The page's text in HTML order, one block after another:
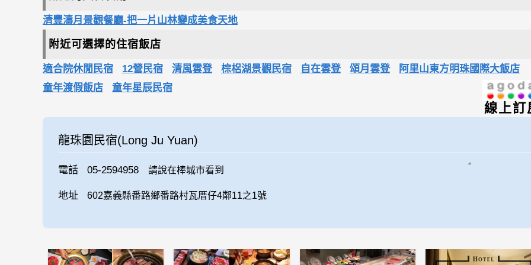
清豐濤月景觀餐廳-把一片山林變成美食天地
附近可選擇的住宿飯店
適合院休閒民宿 12營民宿 清風雲登 棕梠湖景觀民宿 自在雲登 頌月雲登
阿里山東方明珠國際大飯店
童年渡假飯店
童年星辰民宿
線上訂
龍珠園民宿(Long Ju Yuan)
電話 05-2594958 請說在棒城市看到
地址 602嘉義縣番路鄉番路村瓦厝仔4鄰11之1號